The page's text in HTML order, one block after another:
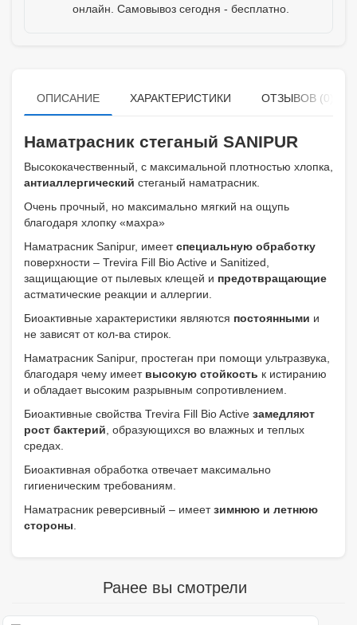
онлайн. Самовывоз сегодня - бесплатно.
ОПИСАНИЕ ХАРАКТЕРИСТИКИ ОТЗЫВОВ (0)
Наматрасник стеганый SANIPUR
Высококачественный, с максимальной плотностью хлопка,
антиаллергический стеганый наматрасник.
Очень прочный, но максимально мягкий на ощупь
благодаря хлопку «махра»
Наматрасник Sanipur, имеетспециальную обработку
поверхности – Trevira Fill Bio Active и Sanitized,
защищающие от пылевых клещей и предотвращающие
астматические реакции и аллергии.
Биоактивные характеристики являются постоянными и
не зависят от кол-ва стирок.
Наматрасник Sanipur, простеган при помощи ультразвука,
благодаря чему имеет высокую стойкость к истиранию
и обладает высоким разрывным сопротивлением.
Биоактивные свойства Trevira Fill Bio Active замедляют
рост бактерий , образующихся во влажных и теплых
средах.
Биоактивная обработка отвечает максимально
гигиеническим требованиям.
Наматрасник реверсивный – имеетзимнюю и летнюю
стороны
Ранее вы смотрели